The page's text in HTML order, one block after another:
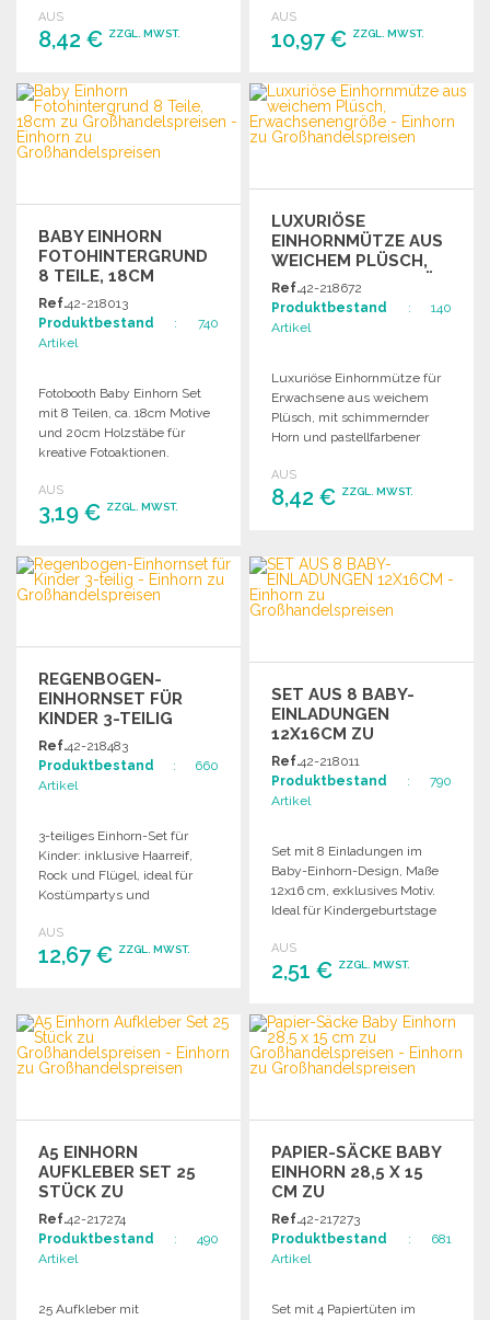
AUS
8,42 € ZZGL. MWST.
BESTELLEN
Angebot anfordern
AUS
10,97 € ZZGL. MWST.
BESTELLEN
Angebot anfordern
BABY EINHORN
FOTOHINTERGRUND
8 TEILE, 18CM
Ref.42-218013
Produktbestand : 740
Artikel
Fotobooth Baby Einhorn Set
mit 8 Teilen, ca. 18cm Motive
und 20cm Holzstäbe für
kreative Fotoaktionen.
AUS
3,19 € ZZGL. MWST.
BESTELLEN
Angebot anfordern
LUXURIÖSE
EINHORNMÜTZE AUS
WEICHEM PLÜSCH,
ERWACHSENENGRÖSSE Z
U G
ROSSHANDELSPREISEN
Ref.42-218672
Produktbestand : 140
Artikel
Luxuriöse Einhornmütze für
Erwachsene aus weichem
Plüsch, mit schimmernder
Horn und pastellfarbener
AUS
8,42 € ZZGL. MWST.
Angebot anfordern
REGENBOGEN-
EINHORNSET FÜR
KINDER 3-TEILIG
Ref.42-218483
Produktbestand : 660
Artikel
3-teiliges Einhorn-Set für
Kinder: inklusive Haarreif,
Rock und Flügel, ideal für
Kostümpartys und
AUS
12,67 € ZZGL. MWST.
Angebot anfordern
SET AUS 8 BABY-
EINLADUNGEN
12X16CM ZU
GROSSHANDELSPREISEN
Ref.42-218011
Produktbestand : 790
Artikel
Set mit 8 Einladungen im
Baby-Einhorn-Design, Maße
12x16 cm, exklusives Motiv.
Ideal für Kindergeburtstage
AUS
2,51 € ZZGL. MWST.
BESTELLEN
Angebot anfordern
A5 EINHORN
AUFKLEBER SET 25
STÜCK ZU
GROSSHANDELSPREISEN
Ref.42-217274
Produktbestand : 490
Artikel
25 Aufkleber mit
PAPIER-SÄCKE BABY
EINHORN 28,5 X 15
CM ZU
GROSSHANDELSPREISEN
Ref.42-217273
Produktbestand : 681
Artikel
Set mit 4 Papiertüten im